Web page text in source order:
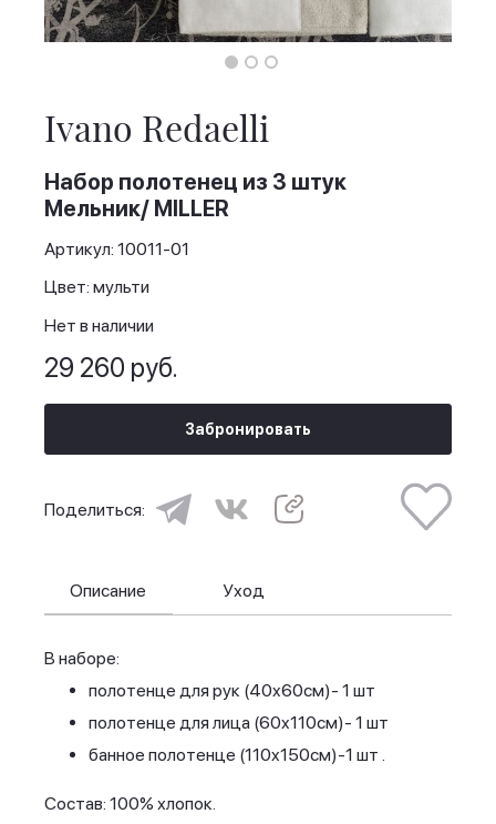
beginning
of
the
images
gallery
Ivano Redaelli
Набор полотенец из 3 штук
Мельник/ MILLER
Артикул: 10011-01
Цвет: мульти
Нет в наличии
29 260 руб.
Забронировать
Поделиться:
Описание
В наборе:
полотенце для рук (40x60см)- 1 шт
полотенце для лица (60x110см)- 1 шт
банное полотенце (110x150см)-1 шт .
Состав: 100% хлопок.
Уход